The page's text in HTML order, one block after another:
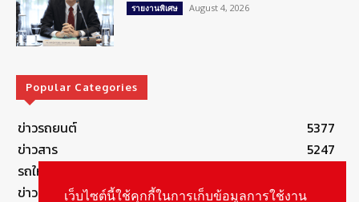
รายงานพิเศษ August 4, 2026
Popular Categories
ข่าวรถยนต์
5377
ข่าวสาร
5247
รถใหม่
ข่าวประชาสัมพันธ์เว็บไซต์นี้ใช้คุกกี้ในการเก็บข้อมูลการใช้งาน